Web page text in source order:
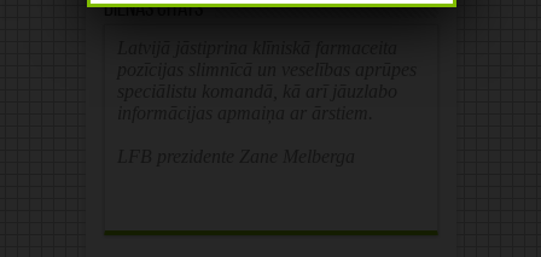
Dienas citāts